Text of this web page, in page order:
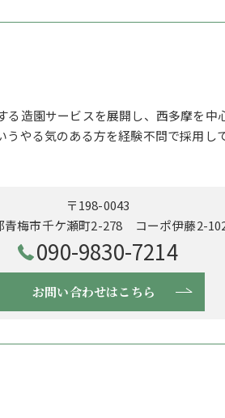
る造園サービスを展開し、西多摩を
やる気のある方を経験不問で採用し
〒198-0043
青梅市千ケ瀬町2-278 コーポ伊藤2-
090-9830-7214
お問い合わせはこちら